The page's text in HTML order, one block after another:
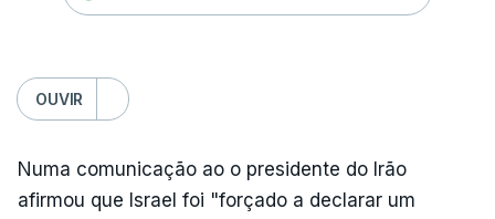
OUVIR
Numa comunicação ao o presidente do Irão
afirmou que Israel foi "forçado a declarar um